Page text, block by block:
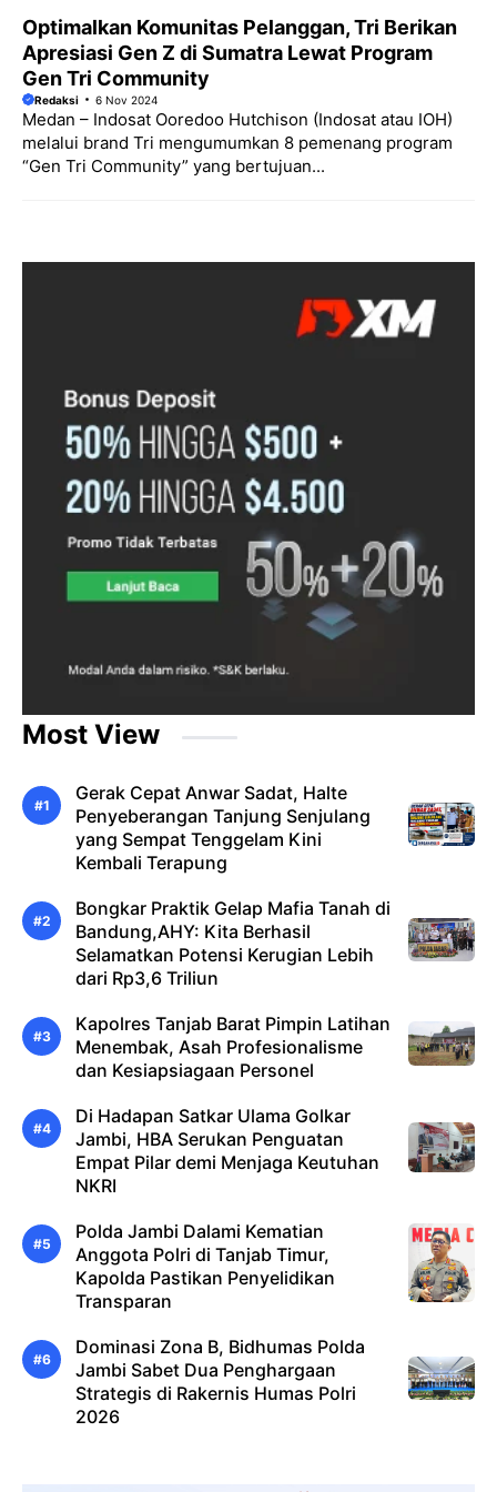
Optimalkan Komunitas Pelanggan, Tri Berikan
Apresiasi Gen Z di Sumatra Lewat Program
Gen Tri Community
Redaksi 6 Nov 2024
Medan – Indosat Ooredoo Hutchison (Indosat atau IOH)
melalui brand Tri mengumumkan 8 pemenang program
“Gen Tri Community” yang bertujuan...
Most View
Gerak Cepat Anwar Sadat, Halte
Penyeberangan Tanjung Senjulang
yang Sempat Tenggelam Kini
Kembali Terapung
Bongkar Praktik Gelap Mafia Tanah di
Bandung,AHY: Kita Berhasil
Selamatkan Potensi Kerugian Lebih
dari Rp3,6 Triliun
Kapolres Tanjab Barat Pimpin Latihan
Menembak, Asah Profesionalisme
dan Kesiapsiagaan Personel
Di Hadapan Satkar Ulama Golkar
Jambi, HBA Serukan Penguatan
Empat Pilar demi Menjaga Keutuhan
NKRI
Polda Jambi Dalami Kematian
Anggota Polri di Tanjab Timur,
Kapolda Pastikan Penyelidikan
Transparan
Dominasi Zona B, Bidhumas Polda
Jambi Sabet Dua Penghargaan
Strategis di Rakernis Humas Polri
2026